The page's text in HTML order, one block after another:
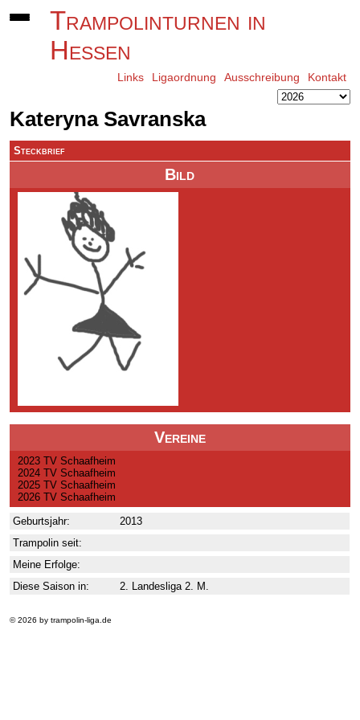
Trampolinturnen in
Hessen
Links Ligaordnung Ausschreibung Kontakt
Kateryna Savranska
Bild
Vereine
2023 TV Schaafheim
2024 TV Schaafheim
2025 TV Schaafheim
2026 TV Schaafheim
Steckbrief
Geburtsjahr:
2013
Trampolin seit:
Meine Erfolge:
Diese Saison in:
2. Landesliga 2. M.
© 2026 by trampolin-liga.de